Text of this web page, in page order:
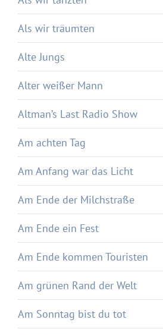
Als wir träumten
Alte Jungs
Alter weißer Mann
Altman’s Last Radio Show
Am achten Tag
Am Anfang war das Licht
Am Ende der Milchstraße
Am Ende ein Fest
Am Ende kommen Touristen
Am grünen Rand der Welt
Am Sonntag bist du tot